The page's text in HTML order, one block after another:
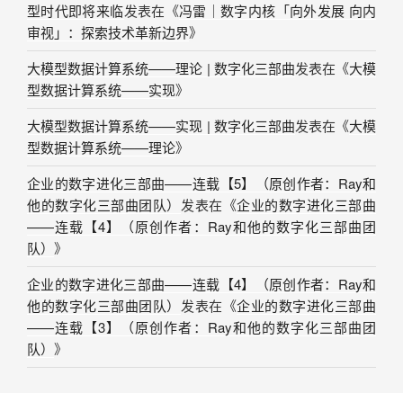
型时代即将来临发表在《冯雷｜数字内核「向外发展 向内
审视」：探索技术革新边界》
大模型数据计算系统——理论 | 数字化三部曲发表在《大模
型数据计算系统——实现》
大模型数据计算系统——实现 | 数字化三部曲发表在《大模
型数据计算系统——理论》
企业的数字进化三部曲——连载【5】（原创作者：Ray和
他的数字化三部曲团队） 发表在《企业的数字进化三部曲
——连载【4】（原创作者：Ray和他的数字化三部曲团
队） 》
企业的数字进化三部曲——连载【4】（原创作者：Ray和
他的数字化三部曲团队） 发表在《企业的数字进化三部曲
——连载【3】（原创作者：Ray和他的数字化三部曲团
队） 》